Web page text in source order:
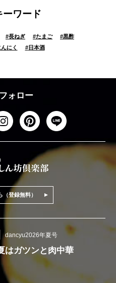
ーワード
#長ねぎ #たまご #黒酢
にく #日本酒
ォロー
（登録無料）
dancyu2026年夏号
はガツンと肉中華